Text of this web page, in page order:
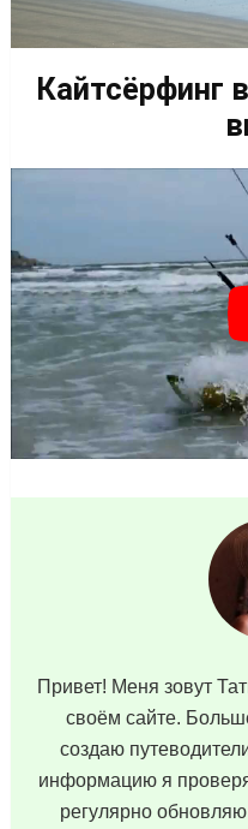
Кайтсёрфинг
Привет! Меня зовут
своём сайте.
создаю
информацию я
регулярно